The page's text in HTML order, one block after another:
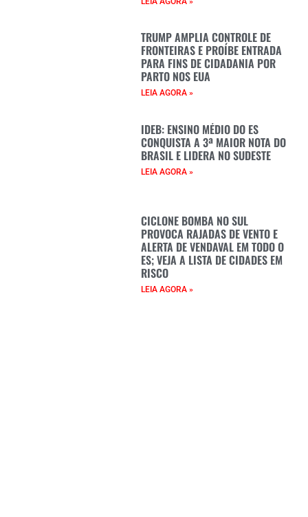
TRUMP AMPLIA CONTROLE DE
FRONTEIRAS E PROÍBE ENTRADA
PARA FINS DE CIDADANIA POR
PARTO NOS EUA
LEIA AGORA »
IDEB: ENSINO MÉDIO DO ES
CONQUISTA A 3ª MAIOR NOTA DO
BRASIL E LIDERA NO SUDESTE
LEIA AGORA »
CICLONE BOMBA NO SUL
PROVOCA RAJADAS DE VENTO E
ALERTA DE VENDAVAL EM TODO O
ES; VEJA A LISTA DE CIDADES EM
RISCO
LEIA AGORA »